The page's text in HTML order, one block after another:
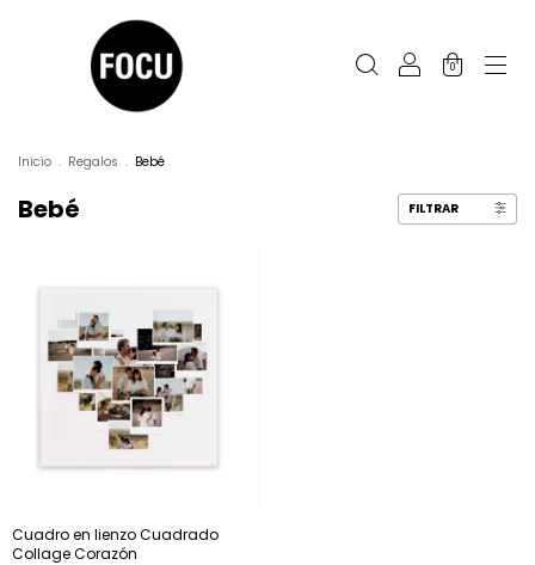
0
Inicio . Regalos . Bebé
Bebé FILTRAR
Cuadro en lienzo Cuadrado
Collage Corazón